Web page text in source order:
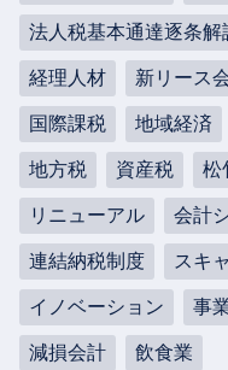
法人税基本通達逐条解
経理人材 新リース
国際課税 地域経済
地方税 資産税 松
リニューアル 会計
連結納税制度 スキ
イノベーション 事
減損会計 飲食業